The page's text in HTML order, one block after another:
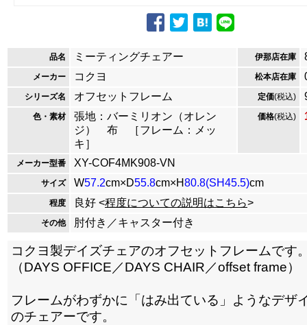
品名 ミーティングチェアー 伊那店在庫
メーカー コクヨ 松本店在庫
シリーズ名 オフセットフレーム 定価(税込)
色・素材
張地：バーミリオン（オレン
ジ） 布 ［フレーム：メッ
キ］
価格(税込)
メーカー型番 XY-COF4MK908-VN
サイズ W57.2cm×D55.8cm×H80.8(SH45.5)cm
程度 良好 <程度についての説明はこちら>
その他 肘付き／キャスター付き
コクヨ製デイズチェアのオフセットフレームです
（DAYS OFFICE／DAYS CHAIR／offset frame）
フレームがわずかに「はみ出ている」ようなデザ
のチェアーです。